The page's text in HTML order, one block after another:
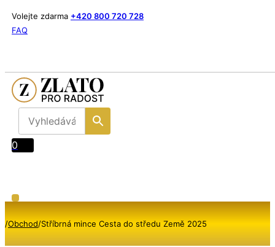
Volejte zdarma +420 800 720 728
FAQ
0
/Obchod/Stříbrná mince Cesta do středu Země 2025